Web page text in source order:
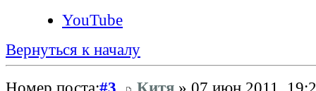
YouTube
Вернуться к началу